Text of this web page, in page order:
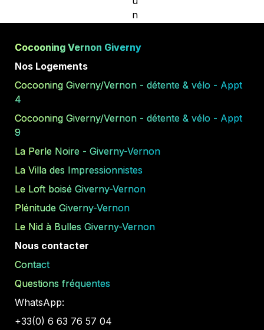
Cocooning Vernon Giverny
Nos Logements
Cocooning Giverny/Vernon - détente & vélo - Appt
4
Cocooning Giverny/Vernon - détente & vélo - Appt
9
La Perle Noire - Giverny-Vernon
La Villa des Impressionnistes
Le Loft boisé Giverny-Vernon
Plénitude Giverny-Vernon
Le Nid à Bulles Giverny-Vernon
Nous contacter
Contact
Questions fréquentes
WhatsApp:
+33(0) 6 63 76 57 04